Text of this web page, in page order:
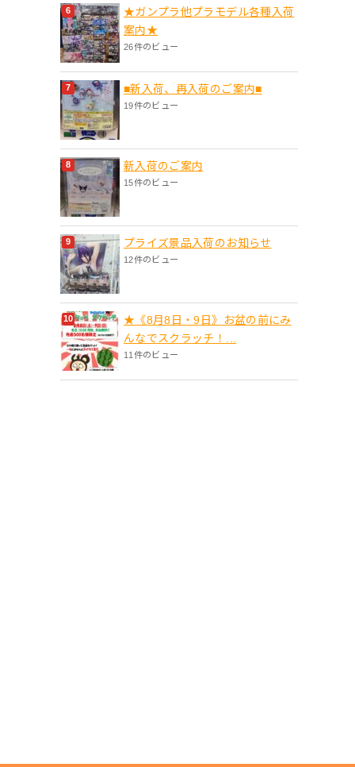
★ガンプラ他プラモデル各種入荷
案内★
26件のビュー
■新入荷、再入荷のご案内■
19件のビュー
新入荷のご案内
15件のビュー
プライズ景品入荷のお知らせ
12件のビュー
★《8月8日・9日》お盆の前にみ
んなでスクラッチ！...
11件のビュー